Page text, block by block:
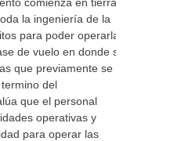
la ingeniería de la
para poder operarla,
de vuelo en donde se
que previamente se
del
que el personal
operativas y
para operar las